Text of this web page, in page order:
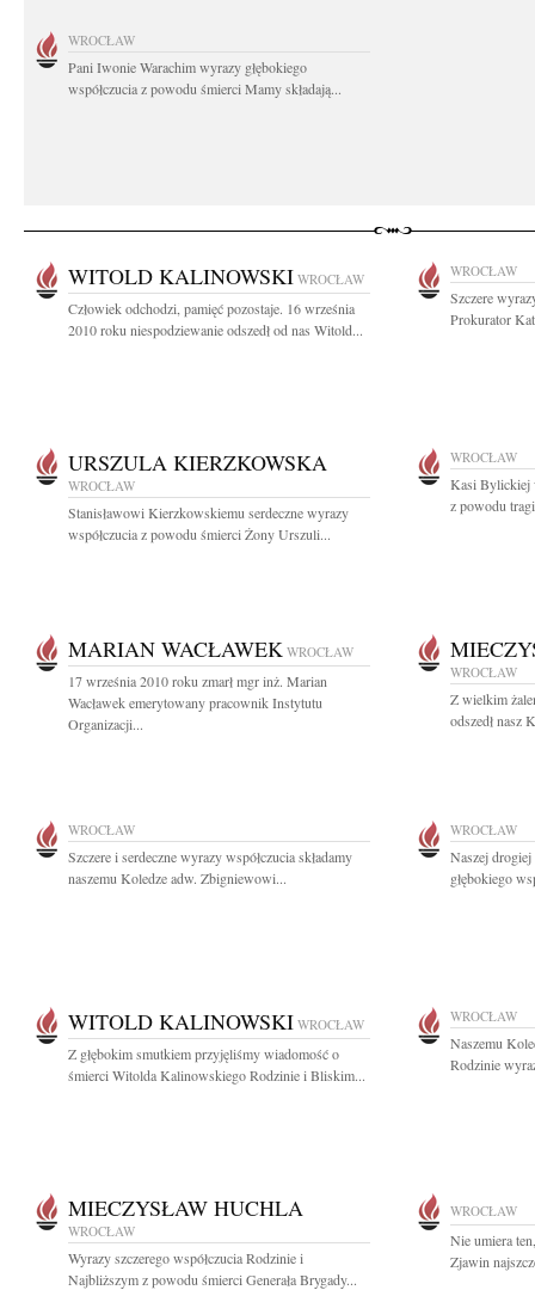
WROCŁAW
Pani Iwonie Warachim wyrazy głębokiego
współczucia z powodu śmierci Mamy składają...
WITOLD KALINOWSKI WROCŁAW
Człowiek odchodzi, pamięć pozostaje. 16 września
2010 roku niespodziewanie odszedł od nas Witold...
WROCŁAW
Szczere
Prokurator
URSZULA KIERZKOWSKA
WROCŁAW
Stanisławowi Kierzkowskiemu serdeczne wyrazy
współczucia z powodu śmierci Żony Urszuli...
WROCŁAW
Kasi Bylickiej
z powodu
MARIAN WACŁAWEK WROCŁAW
17 września 2010 roku zmarł mgr inż. Marian
Wacławek emerytowany pracownik Instytutu
Organizacji...
WROCŁAW
Z wielkim
odszedł nasz
WROCŁAW
Szczere i serdeczne wyrazy współczucia składamy
naszemu Koledze adw. Zbigniewowi...
WROCŁAW
Naszej
głębokiego
WITOLD KALINOWSKI WROCŁAW
Z głębokim smutkiem przyjęliśmy wiadomość o
śmierci Witolda Kalinowskiego Rodzinie i Bliskim...
WROCŁAW
Naszemu
Rodzinie
MIECZYSŁAW HUCHLA
WROCŁAW
Wyrazy szczerego współczucia Rodzinie i
Najbliższym z powodu śmierci Generała Brygady...
WROCŁAW
Nie umiera
Zjawin